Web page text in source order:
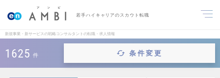
若手ハイキャリアのスカウト転職
新規事業・新サービスの戦略コンサルタントの転職・求人情報
1625 件 条件変更